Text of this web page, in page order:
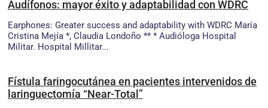
Audífonos: mayor éxito y adaptabilidad con WDRC
Earphones: Greater success and adaptability with WDRC María
Cristina Mejía *, Claudia Londoño ** * Audióloga Hospital
Militar. Hospital Millitar...
Fístula faringocutánea en pacientes intervenidos de
laringuectomía “Near-Total”